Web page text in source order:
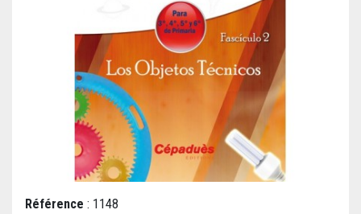
Référence : 1148